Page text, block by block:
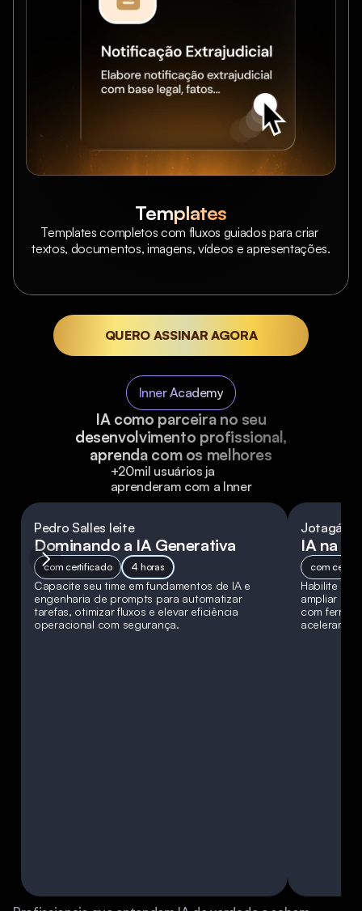
Templates
Templates completos com fluxos guiados para criar
textos, documentos, imagens, vídeos e apresentações.
QUERO ASSINAR AGORA
Inner Academy
IA como parceira no seu
desenvolvimento profissional,
aprenda com os melhores
+20mil usuários ja
aprenderam com a Inner
Pedro Salles leite
Dominando a IA Generativa
com certificado 4 horas
Capacite seu time em fundamentos de IA e
engenharia de prompts para automatizar
tarefas, otimizar fluxos e elevar eficiência
operacional com segurança.
Jotagá
IA na
com
Habilite
ampliar
com
aceleram